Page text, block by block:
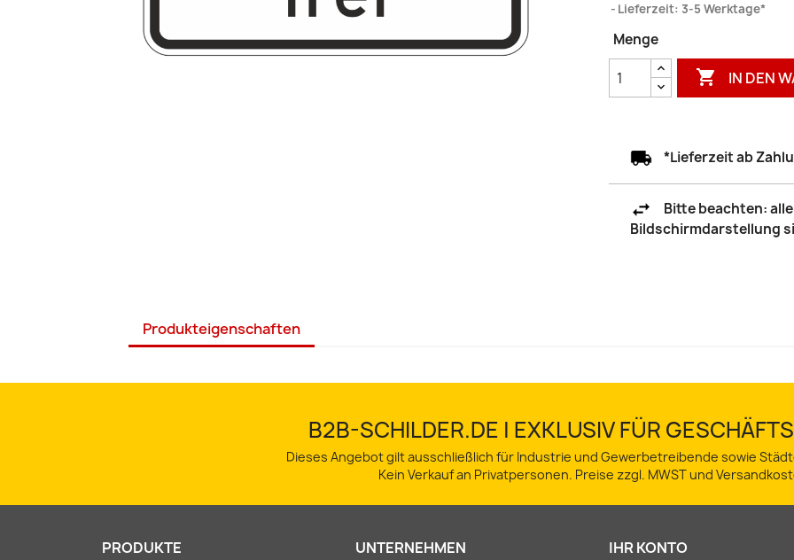
Lieferzeit: 3-5 Werktage*
Menge
 IN DEN
*Lieferzeit ab
Bitte beachten:
Bildschirmdarstellung
Produkteigenschaften
B2B-SCHILDER.DE | EXKLUSIV FÜR
Dieses Angebot gilt ausschließlich für Industrie und Gewerbetreibende sowie
Kein Verkauf an Privatpersonen. Preise zzgl. MWST und
PRODUKTE UNTERNEHMEN IHR KONTO